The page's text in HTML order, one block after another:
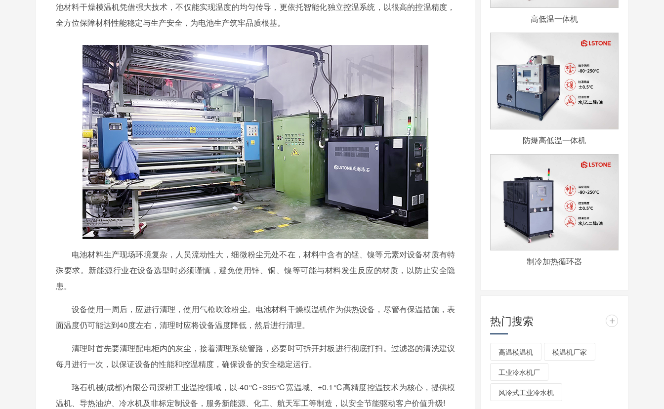
池材料干燥模温机凭借强大技术，不仅能实现温度的均匀传导，更依托智能化独立控温系统，以很高的控温精度，
全方位保障材料性能稳定与生产安全，为电池生产筑牢品质根基。
电池材料生产现场环境复杂，人员流动性大，细微粉尘无处不在，材料中含有的锰、镍等元素对设备材质有特
殊要求。新能源行业在设备选型时必须谨慎，避免使用锌、铜、镍等可能与材料发生反应的材质，以防止安全隐
患。
设备使用一周后，应进行清理，使用气枪吹除粉尘。电池材料干燥模温机作为供热设备，尽管有保温措施，表
面温度仍可能达到40度左右，清理时应将设备温度降低，然后进行清理。
清理时首先要清理配电柜内的灰尘，接着清理系统管路，必要时可拆开封板进行彻底打扫。过滤器的清洗建议
每月进行一次，以保证设备的性能和控温精度，确保设备的安全稳定运行。
珞石机械(成都)有限公司深耕工业温控领域，以-40℃~395℃宽温域、±0.1℃高精度控温技术为核心，提供模
温机、导热油炉、冷水机及非标定制设备，服务新能源、化工、航天军工等制造，以安全节能驱动客户价值升级!
高低温一体机
防爆高低温一体机
制冷加热循环器
热门搜索 +
高温模温机 模温机厂家
工业冷水机厂
风冷式工业冷水机